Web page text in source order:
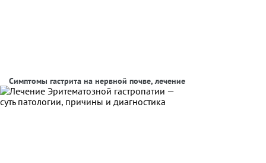
Симптомы гастрита на нервной почве, лечение